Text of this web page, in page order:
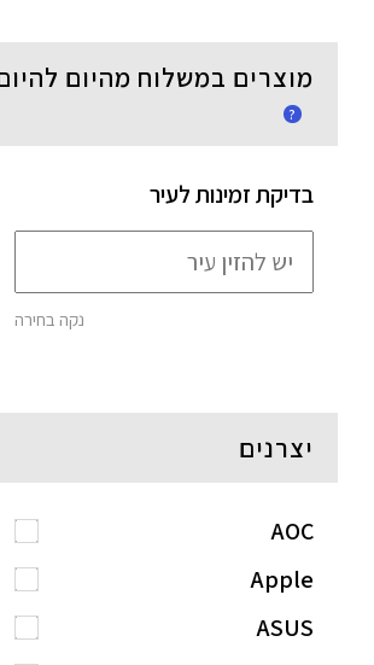
מוצרים במשלוח מהיום
?
בדיקת זמינות לעיר
נקה בחירה
יצרנים
AOC
Apple
ASUS